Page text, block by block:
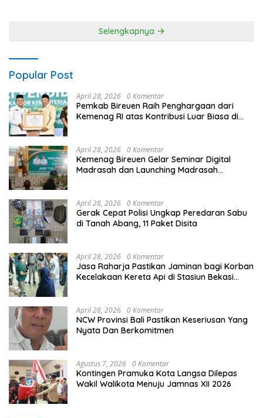
Selengkapnya
Popular Post
April 28, 2026 0 Komentar
Pemkab Bireuen Raih Penghargaan dari
Kemenag RI atas Kontribusi Luar Biasa di
April 28, 2026 0 Komentar
Kemenag Bireuen Gelar Seminar Digital
Madrasah dan Launching Madrasah
April 28, 2026 0 Komentar
Gerak Cepat Polisi Ungkap Peredaran Sabu
di Tanah Abang, 11 Paket Disita
April 28, 2026 0 Komentar
Jasa Raharja Pastikan Jaminan bagi Korban
Kecelakaan Kereta Api di Stasiun Bekasi
April 28, 2026 0 Komentar
NCW Provinsi Bali Pastikan Keseriusan Yang
Nyata Dan Berkomitmen
Agustus 7, 2026 0 Komentar
Kontingen Pramuka Kota Langsa Dilepas
Wakil Walikota Menuju Jamnas XII 2026